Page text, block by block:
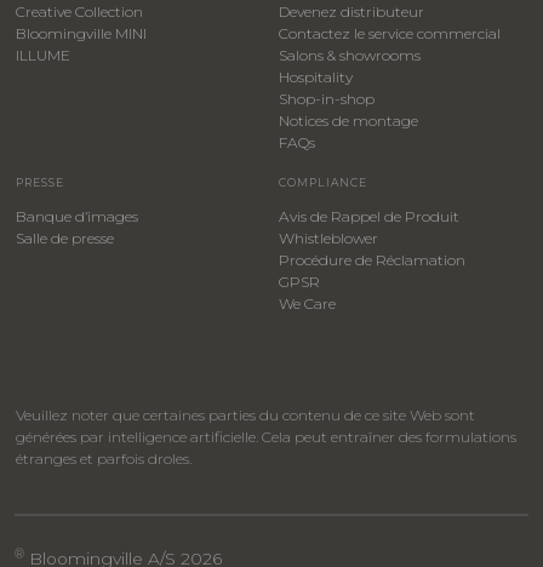
Creative Collection
Bloomingville MINI
ILLUME
Devenez distributeur
Contactez le service commercial
Salons & showrooms
Hospitality
​Shop-in-shop
Notices de montage
FAQs
PRESSE
Banque d’images
Salle de presse
COMPLIANCE
Avis de Rappel de Produit
Whistleblower
​Procédure de Réclamation
GPSR
We Care
Veuillez noter que certaines parties du contenu de ce site Web sont
générées par intelligence artificielle. Cela peut entraîner des formulations
étranges et parfois droles.
® Bloomingville A/S 2026